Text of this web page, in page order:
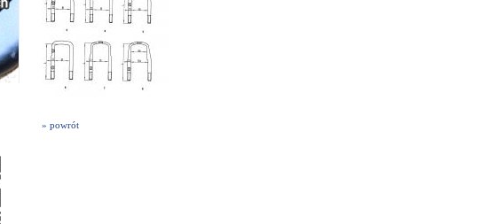
» powrót